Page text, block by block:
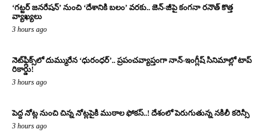
‘గట్టర్ జనరేషన్’ నుంచి ‘దేశానికి బలం’ వరకు.. జెన్-జీపై కంగనా రనౌత్ కొత్త
వ్యాఖ్యలు
3 hours ago
నెట్‌ఫ్లిక్స్‌లో దుమ్మురేన ‘ధురంధర్’.. ప్రపంచవ్యాప్తంగా నాన్-ఇంగ్లీష్ సినిమాల్లో టాప్
రికార్డు!
3 hours ago
పెద్ద నోట్ల నుంచి చిన్న నోట్లపైకి ముఠాల ఫోకస్..! దేశంలో పెరుగుతున్న నకిలీ కరెన్సీ
3 hours ago